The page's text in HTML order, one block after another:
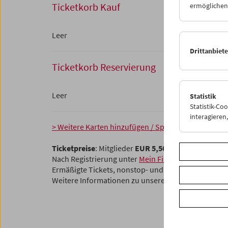
Ticketkorb Kauf
Leer
Ticketkorb Reservierung
Leer
> Weitere Karten hinzufügen / Spielplan
Ticketpreise: Mitglieder EUR 5,50
Nach Registrierung unter Mein Filmmuseum
Ermäßigte Tickets, nonstop- und weitere
Weitere Informationen zu unseren Tickets und
Statistik
Statistik-